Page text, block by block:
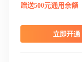
赠送500元通用余额
立即开通